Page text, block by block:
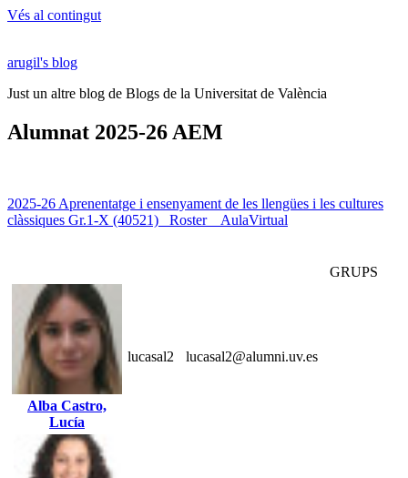
Vés al contingut
arugil's blog
Just un altre blog de Blogs de la Universitat de València
Alumnat 2025-26 AEM
2025-26 Aprenentatge i ensenyament de les llengües i les cultures
clàssiques Gr.1-X (40521)_ Roster _ AulaVirtual
GRUPS
Alba Castro,
Lucía
lucasal2 lucasal2@alumni.uv.es